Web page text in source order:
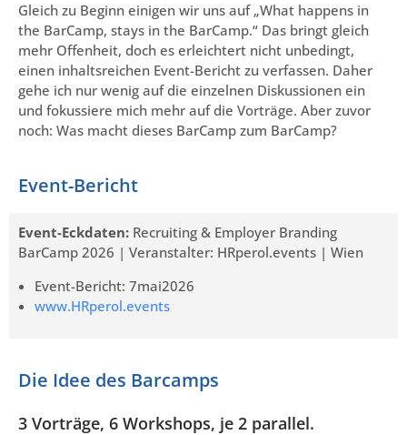
Gleich zu Beginn einigen wir uns auf „What happens in
the BarCamp, stays in the BarCamp.“ Das bringt gleich
mehr Offenheit, doch es erleichtert nicht unbedingt,
einen inhaltsreichen Event-Bericht zu verfassen. Daher
gehe ich nur wenig auf die einzelnen Diskussionen ein
und fokussiere mich mehr auf die Vorträge. Aber zuvor
noch: Was macht dieses BarCamp zum BarCamp?
Event-Bericht
Event-Eckdaten: Recruiting & Employer Branding
BarCamp 2026 | Veranstalter: HRperol.events | Wien
Event-Bericht: 7mai2026
www.HRperol.events
Die Idee des Barcamps
3 Vorträge, 6 Workshops, je 2 parallel.